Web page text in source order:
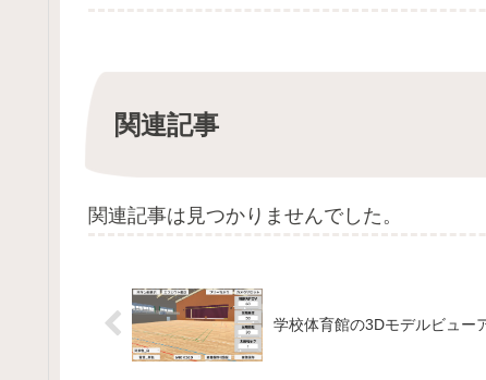
関連記事
関連記事は見つかりませんでした。
学校体育館の3Dモデルビュー